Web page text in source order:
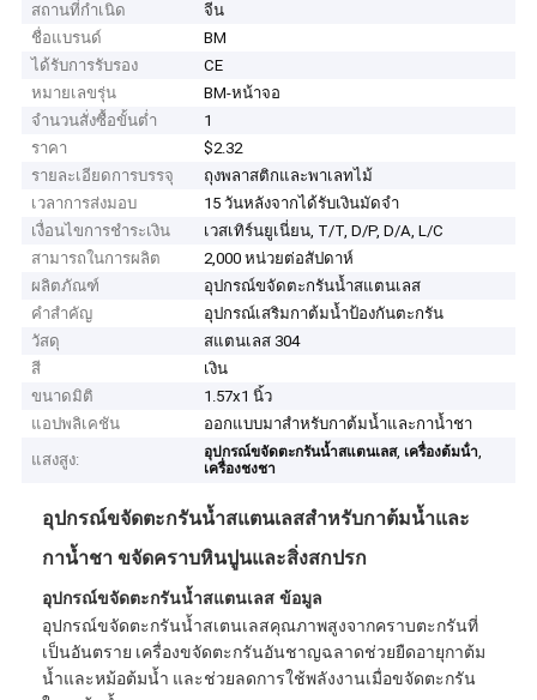
สถานที่กำเนิด
จีน
ชื่อแบรนด์
BM
ได้รับการรับรอง
CE
หมายเลขรุ่น
BM-หน้าจอ
จำนวนสั่งซื้อขั้นต่ำ
1
ราคา
$2.32
รายละเอียดการบรรจุ
ถุงพลาสติกและพาเลทไม้
เวลาการส่งมอบ
15 วันหลังจากได้รับเงินมัดจำ
เงื่อนไขการชำระเงิน
เวสเทิร์นยูเนี่ยน, T/T, D/P, D/A, L/C
สามารถในการผลิต
2,000 หน่วยต่อสัปดาห์
ผลิตภัณฑ์
อุปกรณ์ขจัดตะกรันน้ำสแตนเลส
คำสำคัญ
อุปกรณ์เสริมกาต้มน้ำป้องกันตะกรัน
วัสดุ
สแตนเลส 304
สี
เงิน
ขนาดมิติ
1.57x1 นิ้ว
แอปพลิเคชัน
ออกแบบมาสำหรับกาต้มน้ำและกาน้ำชา
แสงสูง:
อุปกรณ์ขจัดตะกรันน้ำสแตนเลส, เครื่องต้มน้ํา,
เครื่องชงชา
อุปกรณ์ขจัดตะกรันน้ำสแตนเลสสำหรับกาต้มน้ำและ
กาน้ำชา ขจัดคราบหินปูนและสิ่งสกปรก
อุปกรณ์ขจัดตะกรันน้ำสแตนเลส ข้อมูล
อุปกรณ์ขจัดตะกรันน้ำสเตนเลสคุณภาพสูงจากคราบตะกรันที่
เป็นอันตราย เครื่องขจัดตะกรันอันชาญฉลาดช่วยยืดอายุกาต้ม
น้ำและหม้อต้มน้ำ และช่วยลดการใช้พลังงานเมื่อขจัดตะกรัน